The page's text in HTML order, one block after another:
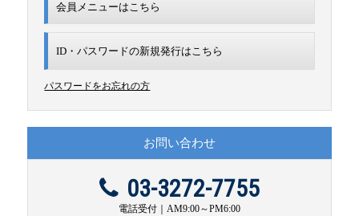
会員メニューはこちら
ID・パスワードの新規発行はこちら
パスワードをお忘れの方
お問い合わせ
03-3272-7755
電話受付｜AM9:00～PM6:00